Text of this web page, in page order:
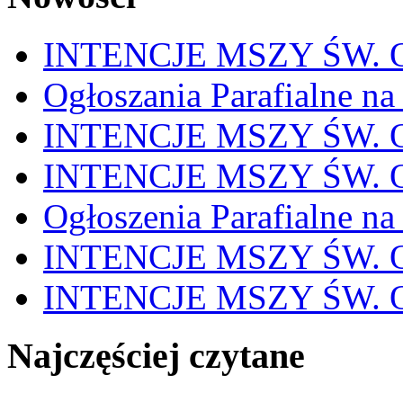
INTENCJE MSZY ŚW.
Ogłoszania Parafialne
INTENCJE MSZY ŚW.
INTENCJE MSZY ŚW.
Ogłoszenia Parafialne
INTENCJE MSZY ŚW.
INTENCJE MSZY ŚW.
Najczęściej czytane